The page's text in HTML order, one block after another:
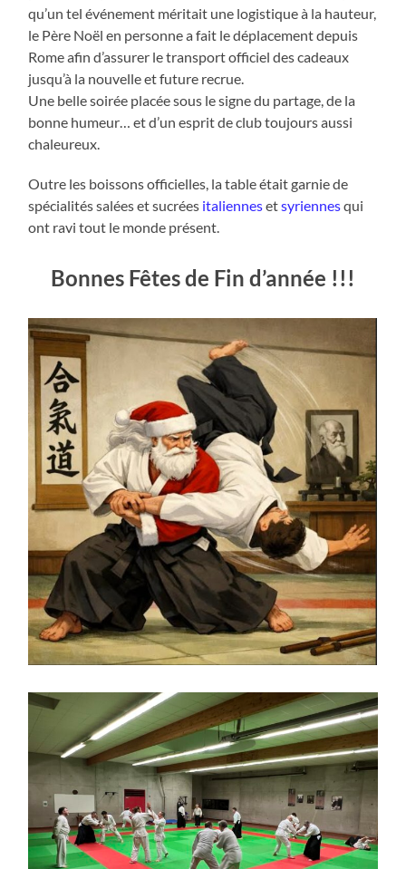
qu’un tel événement méritait une logistique à la hauteur,
le Père Noël en personne a fait le déplacement depuis
Rome afin d’assurer le transport officiel des cadeaux
jusqu’à la nouvelle et future recrue.
Une belle soirée placée sous le signe du partage, de la
bonne humeur… et d’un esprit de club toujours aussi
chaleureux.
Outre les boissons officielles, la table était garnie de
spécialités salées et sucrées italiennesetsyriennesqui
ont ravi tout le monde présent.
Bonnes Fêtes de Fin d’année !!!